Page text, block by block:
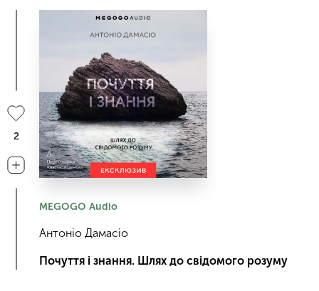
MEGOGO Audio
Антоніо Дамасіо
Почуття і знання. Шлях до свідомого розуму
2